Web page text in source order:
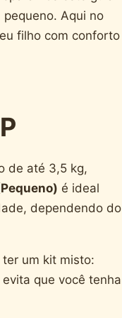
Aqui no
filho com conforto
de até 3,5 kg,
é ideal
dependendo do
um kit misto:
que você tenha